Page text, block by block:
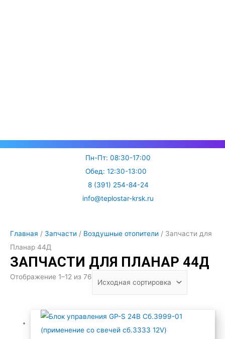
Пн-Пт: 08:30-17:00
Обед: 12:30-13:00
8 (391) 254-84-24
info@teplostar-krsk.ru
Главная / Запчасти / Воздушные отопители / Запчасти для
Планар 44Д
ЗАПЧАСТИ ДЛЯ ПЛАНАР 44Д
Отображение 1–12 из 76